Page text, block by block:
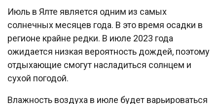
Июль в Ялте является одним из самых
солнечных месяцев года. В это время осадки в
регионе крайне редки. В июле 2023 года
ожидается низкая вероятность дождей, поэтому
отдыхающие смогут насладиться солнцем и
сухой погодой.
Влажность воздуха в июле будет варьироваться